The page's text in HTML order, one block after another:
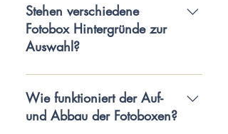
Angebot basierend auf Location,
Motto, Deko und sonstige
Sonderwünsche.
Stehen verschiedene
Fotobox Hintergründe zur
Auswahl?
Ja, es stehen 6 unterschiedliche
Motive zur Auswahl.
Wie funktioniert der Auf-
und Abbau der Fotoboxen?